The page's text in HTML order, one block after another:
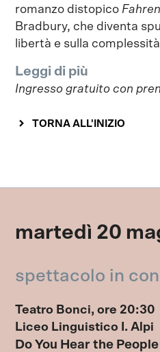
romanzo distopico
Bradbury, che diventa
libertà e sulla
Leggi di più
Ingresso gratuito con
TORNA ALL'INIZIO
martedì 20
spettacolo in
Teatro Bonci, ore 20:30
Liceo Linguistico I. Alpi
Do You Hear the